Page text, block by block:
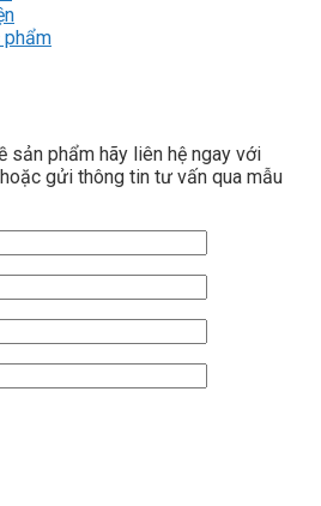
phẩm
phẩm hãy liên hệ ngay với
gửi thông tin tư vấn qua mẫu